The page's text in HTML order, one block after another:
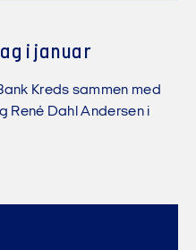
i januar
Kreds sammen med
René Dahl Andersen i